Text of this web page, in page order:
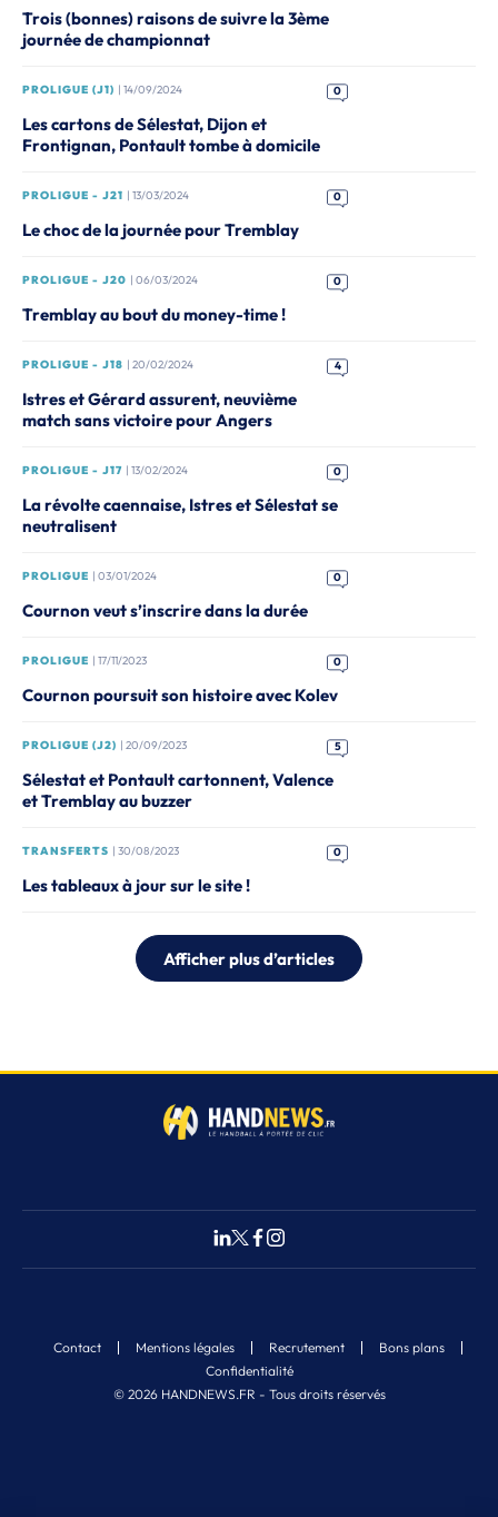
Trois (bonnes) raisons de suivre la 3ème
journée de championnat
PROLIGUE (J1) | 14/09/2024 0
Les cartons de Sélestat, Dijon et
Frontignan, Pontault tombe à domicile
PROLIGUE - J21 | 13/03/2024 0
Le choc de la journée pour Tremblay
PROLIGUE - J20 | 06/03/2024 0
Tremblay au bout du money-time !
PROLIGUE - J18 | 20/02/2024 4
Istres et Gérard assurent, neuvième
match sans victoire pour Angers
PROLIGUE - J17 | 13/02/2024 0
La révolte caennaise, Istres et Sélestat se
neutralisent
PROLIGUE | 03/01/2024 0
Cournon veut s’inscrire dans la durée
PROLIGUE | 17/11/2023 0
Cournon poursuit son histoire avec Kolev
PROLIGUE (J2) | 20/09/2023 5
Sélestat et Pontault cartonnent, Valence
et Tremblay au buzzer
TRANSFERTS | 30/08/2023 0
Les tableaux à jour sur le site !
Afficher plus d’articles
© 2026 HANDNEWS.FR - Tous droits réservés
Contact Mentions légales Recrutement
Bons plans
Confidentialité